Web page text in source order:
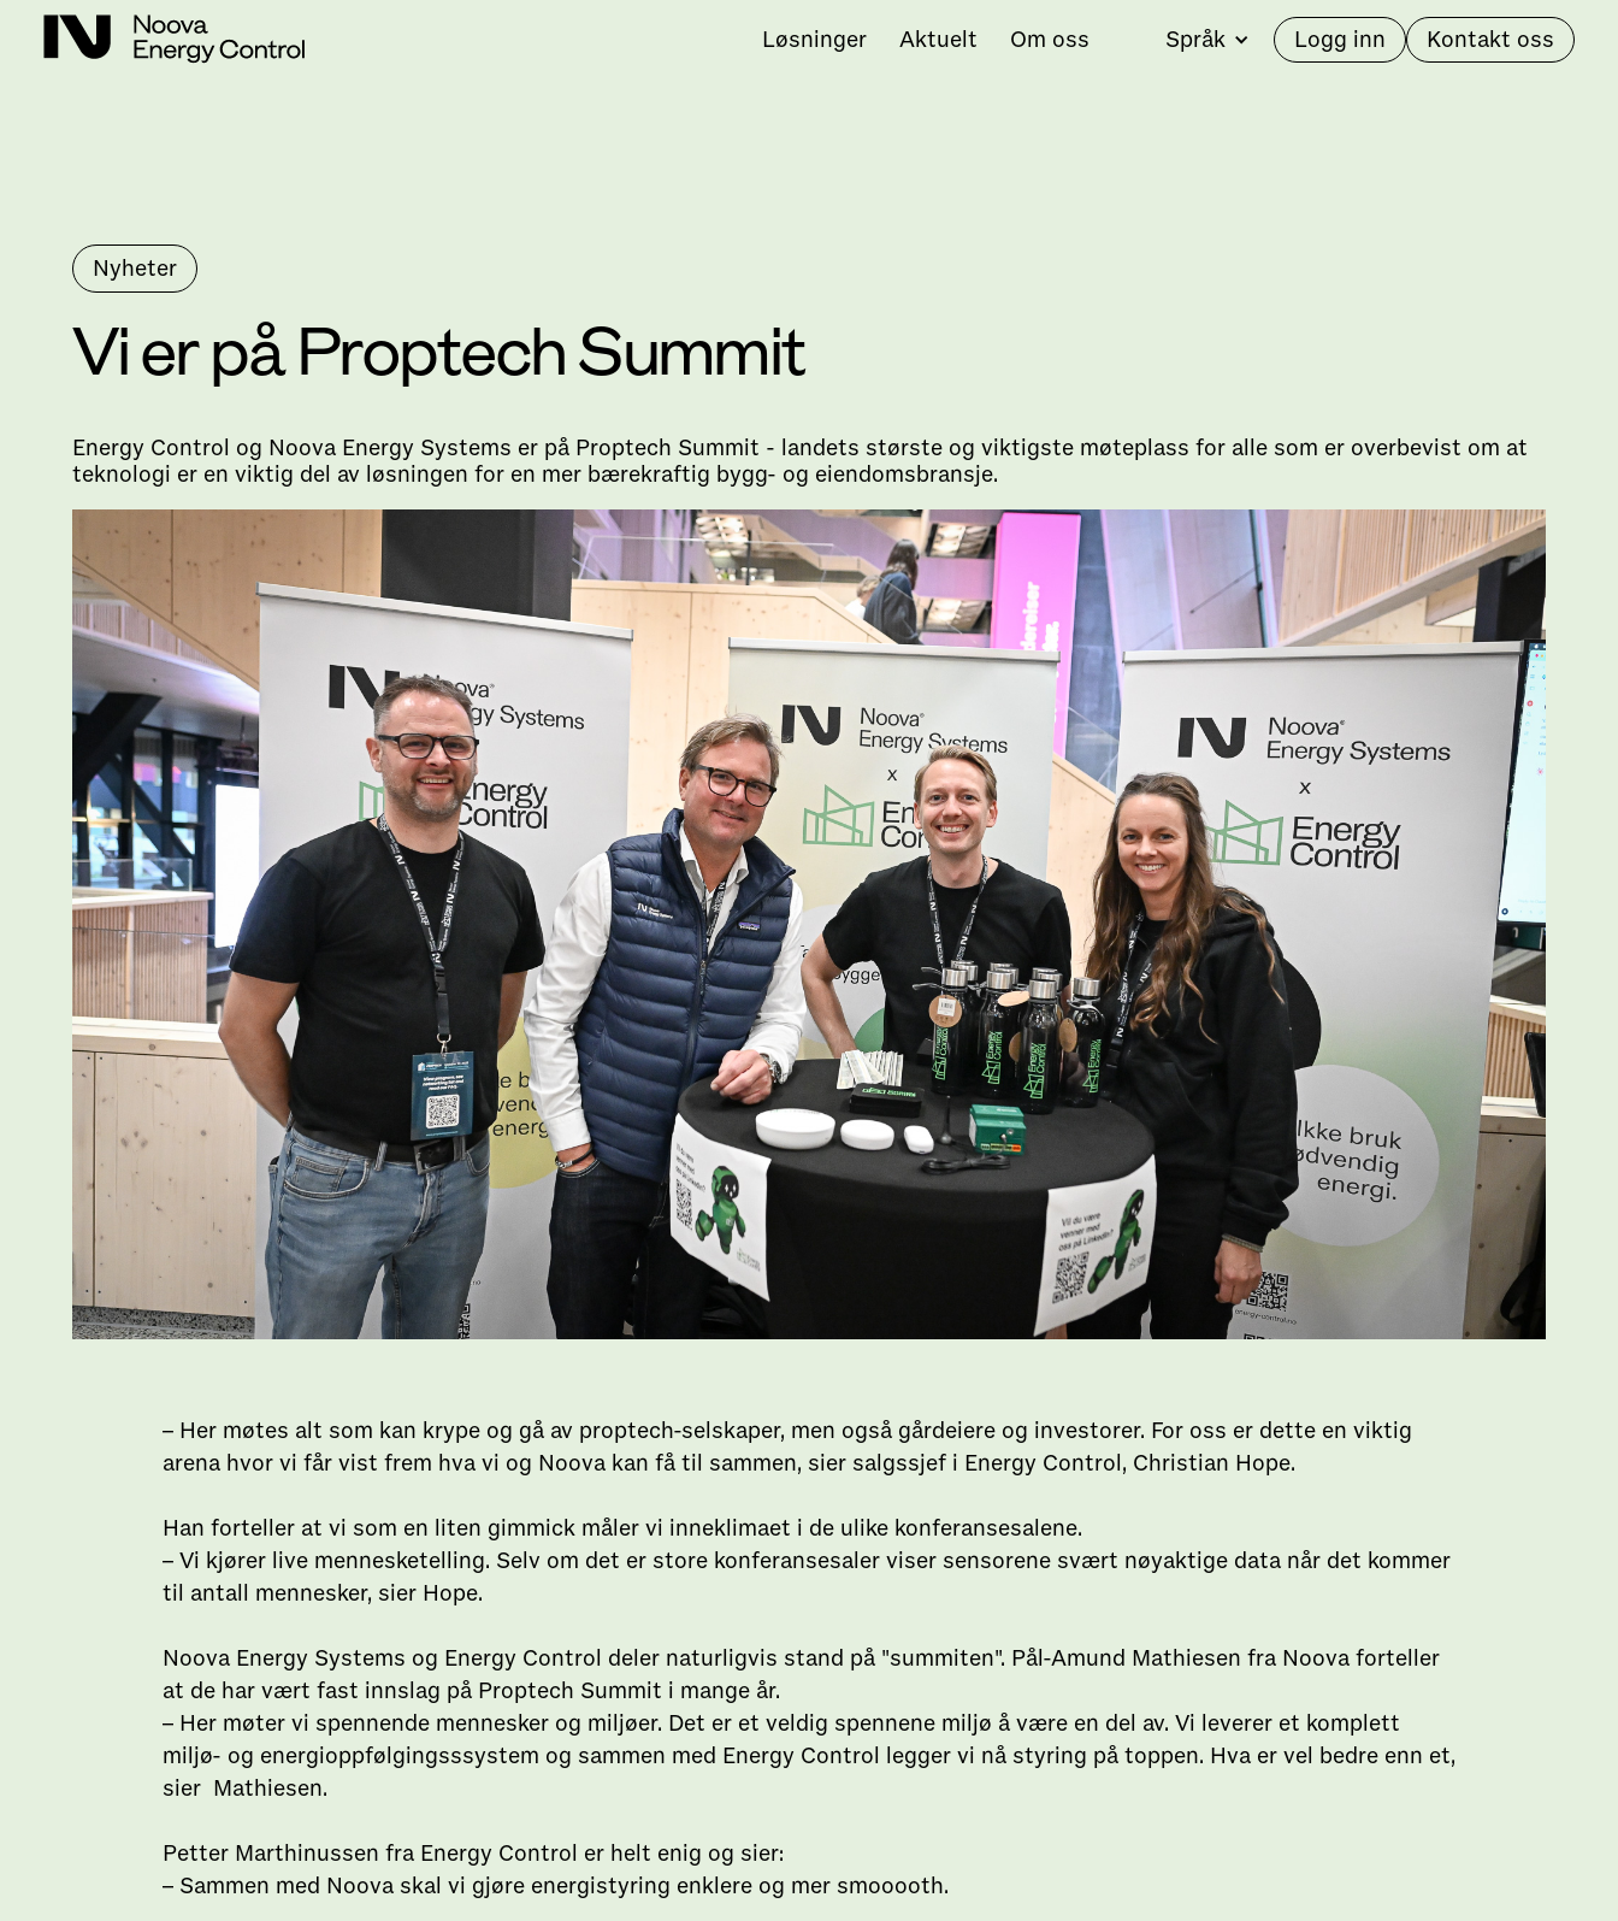
Nyheter
Vi er på Proptech Summit
Energy Control og Noova Energy Systems er på Proptech Summit - landets største og viktigste møteplass for alle som er overbevist om at
teknologi er en viktig del av løsningen for en mer bærekraftig bygg- og eiendomsbransje.
– Her møtes alt som kan krype og gå av proptech-selskaper, men også gårdeiere og investorer. For oss er dette en viktig
arena hvor vi får vist frem hva vi og Noova kan få til sammen, sier salgssjef i Energy Control, Christian Hope.
Han forteller at vi som en liten gimmick måler vi inneklimaet i de ulike konferansesalene.
– Vi kjører live mennesketelling. Selv om det er store konferansesaler viser sensorene svært nøyaktige data når det kommer
til antall mennesker, sier Hope.
Noova Energy Systems og Energy Control deler naturligvis stand på "summiten". Pål-Amund Mathiesen fra Noova forteller
at de har vært fast innslag på Proptech Summit i mange år.
– Her møter vi spennende mennesker og miljøer. Det er et veldig spennene miljø å være en del av. Vi leverer et komplett
miljø- og energioppfølgingsssystem og sammen med Energy Control legger vi nå styring på toppen. Hva er vel bedre enn et,
sier Mathiesen.
Petter Marthinussen fra Energy Control er helt enig og sier:
– Sammen med Noova skal vi gjøre energistyring enklere og mer smooooth.
Løsninger Aktuelt Om oss Språk Logg inn Kontakt oss